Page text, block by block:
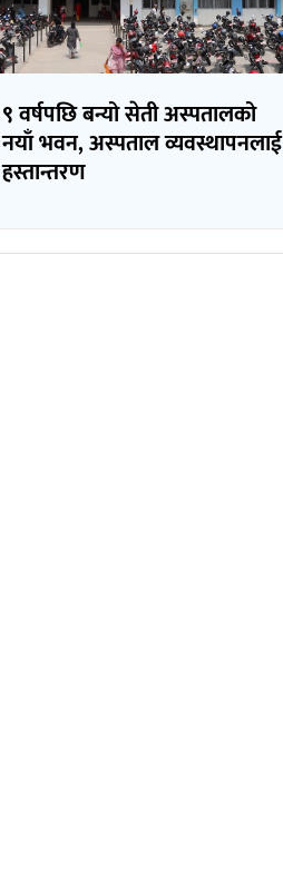
९ वर्षपछि बन्यो सेती अस्पतालको
नयाँ भवन, अस्पताल व्यवस्थापनलाई
हस्तान्तरण